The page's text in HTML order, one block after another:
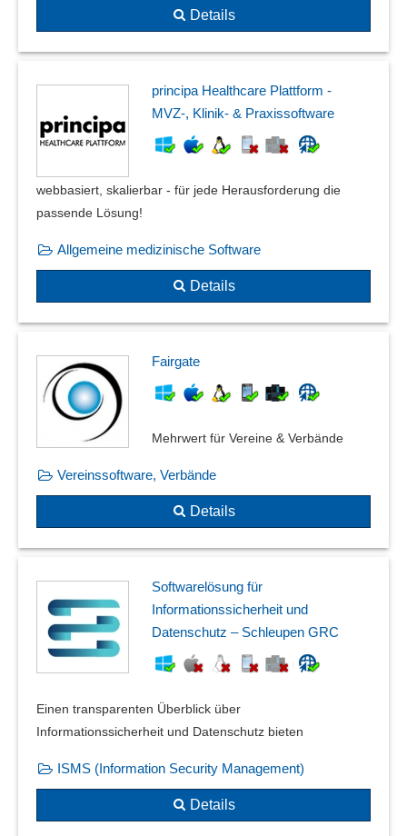
Details
principa Healthcare Plattform -
MVZ-, Klinik- & Praxissoftware
webbasiert, skalierbar - für jede Herausforderung die
passende Lösung!
Allgemeine medizinische Software
Details
Fairgate
Mehrwert für Vereine & Verbände
Vereinssoftware, Verbände
Details
Softwarelösung für
Informationssicherheit und
Datenschutz – Schleupen GRC
Einen transparenten Überblick über
Informationssicherheit und Datenschutz bieten
ISMS (Information Security Management)
Details